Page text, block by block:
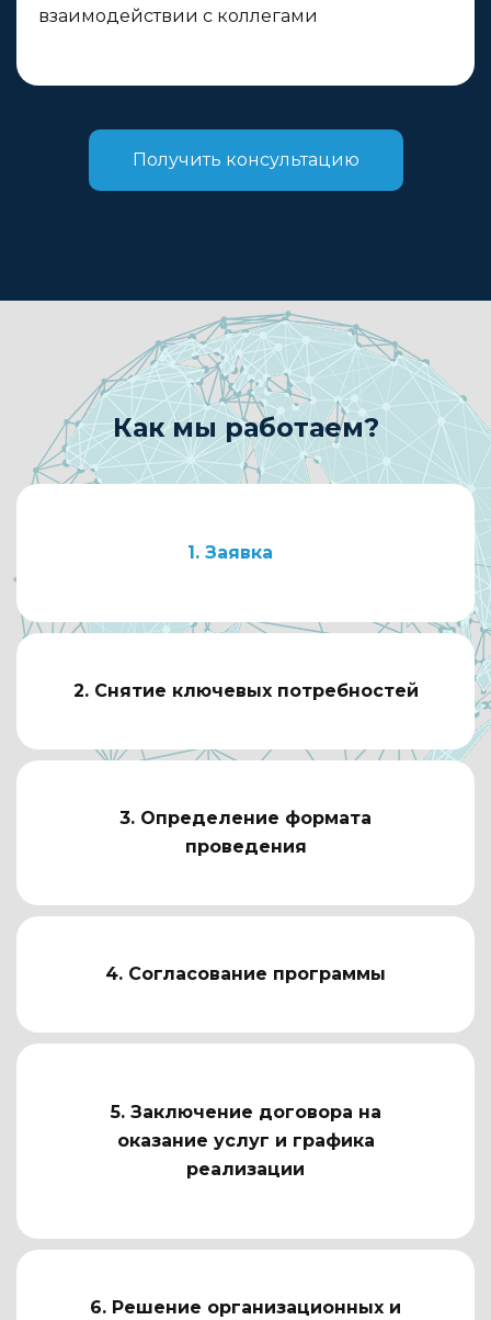
взаимодействии с коллегами
Получить консультацию
Как мы работаем?
1. Заявка
2. Снятие ключевых потребностей
3. Определение формата
проведения
4. Согласование программы
5. Заключение договора на
оказание услуг и графика
реализации
6. Решение организационных и